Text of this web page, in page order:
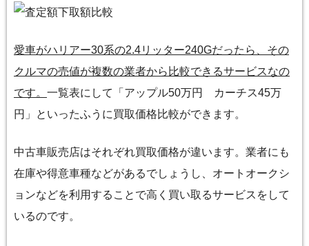
愛車がハリアー30系の2.4リッター240Gだったら、その
クルマの売値が複数の業者から比較できるサービスなの
です。 一覧表にして「アップル50万円 カーチス45万
円」といったふうに買取価格比較ができます。
中古車販売店はそれぞれ買取価格が違います。業者にも
在庫や得意車種などがあるでしょうし、オートオークシ
ョンなどを利用することで高く買い取るサービスをして
いるのです。